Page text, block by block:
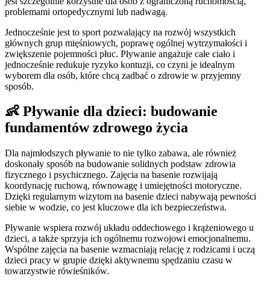
problemami ortopedycznymi lub nadwagą.
Jednocześnie jest to sport pozwalający na rozwój wszystkich
głównych grup mięśniowych, poprawę ogólnej wytrzymałości i
zwiększenie pojemności płuc. Pływanie angażuje całe ciało i
jednocześnie redukuje ryzyko kontuzji, co czyni je idealnym
wyborem dla osób, które chcą zadbać o zdrowie w przyjemny
sposób.
👶 Pływanie dla dzieci: budowanie
fundamentów zdrowego życia
Dla najmłodszych pływanie to nie tylko zabawa, ale również
doskonały sposób na budowanie solidnych podstaw zdrowia
fizycznego i psychicznego. Zajęcia na basenie rozwijają
koordynację ruchową, równowagę i umiejętności motoryczne.
Dzięki regularnym wizytom na basenie dzieci nabywają pewności
siebie w wodzie, co jest kluczowe dla ich bezpieczeństwa.
Pływanie wspiera rozwój układu oddechowego i krążeniowego u
dzieci, a także sprzyja ich ogólnemu rozwojowi emocjonalnemu.
Wspólne zajęcia na basenie wzmacniają relację z rodzicami i uczą
dzieci pracy w grupie dzięki aktywnemu spędzaniu czasu w
towarzystwie rówieśników.